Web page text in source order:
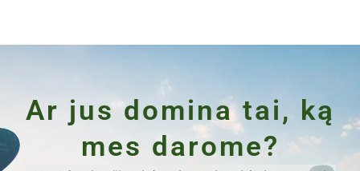
Ar jus domina tai, ką
mes darome?